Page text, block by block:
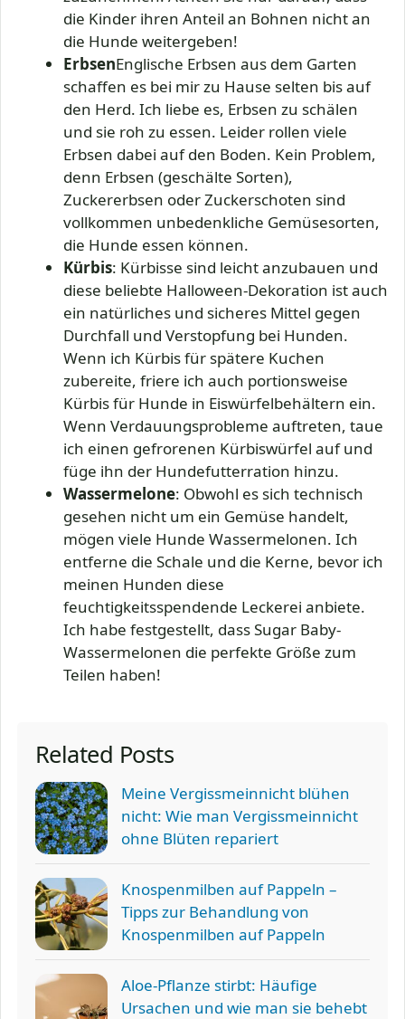
die Kinder ihren Anteil an Bohnen nicht an
die Hunde weitergeben!
ErbsenEnglische Erbsen aus dem Garten
schaffen es bei mir zu Hause selten bis auf
den Herd. Ich liebe es, Erbsen zu schälen
und sie roh zu essen. Leider rollen viele
Erbsen dabei auf den Boden. Kein Problem,
denn Erbsen (geschälte Sorten),
Zuckererbsen oder Zuckerschoten sind
vollkommen unbedenkliche Gemüsesorten,
die Hunde essen können.
Kürbis: Kürbisse sind leicht anzubauen und
diese beliebte Halloween-Dekoration ist auch
ein natürliches und sicheres Mittel gegen
Durchfall und Verstopfung bei Hunden.
Wenn ich Kürbis für spätere Kuchen
zubereite, friere ich auch portionsweise
Kürbis für Hunde in Eiswürfelbehältern ein.
Wenn Verdauungsprobleme auftreten, taue
ich einen gefrorenen Kürbiswürfel auf und
füge ihn der Hundefutterration hinzu.
Wassermelone: Obwohl es sich technisch
gesehen nicht um ein Gemüse handelt,
mögen viele Hunde Wassermelonen. Ich
entferne die Schale und die Kerne, bevor ich
meinen Hunden diese
feuchtigkeitsspendende Leckerei anbiete.
Ich habe festgestellt, dass Sugar Baby-
Wassermelonen die perfekte Größe zum
Teilen haben!
Related Posts
Meine Vergissmeinnicht blühen
nicht: Wie man Vergissmeinnicht
ohne Blüten repariert
Knospenmilben auf Pappeln –
Tipps zur Behandlung von
Knospenmilben auf Pappeln
Aloe-Pflanze stirbt: Häufige
Ursachen und wie man sie behebt